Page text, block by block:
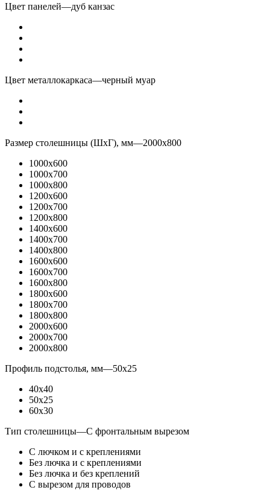
Цвет панелей—дуб канзас
Цвет металлокаркаса—черный муар
Размер столешницы (ШхГ), мм—2000x800
1000x600
1000x700
1000x800
1200x600
1200x700
1200x800
1400x600
1400x700
1400x800
1600x600
1600x700
1600x800
1800x600
1800x700
1800x800
2000x600
2000x700
2000x800
Профиль подстолья, мм—50x25
40x40
50x25
60x30
Тип столешницы—С фронтальным вырезом
С лючком и с креплениями
Без лючка и с креплениями
Без лючка и без креплений
С вырезом для проводов